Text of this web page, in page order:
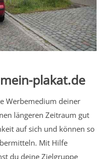
plakat.de
Werbemedium deiner
längeren Zeitraum gut
auf sich und können so
Mit Hilfe
du deine Zielgruppe